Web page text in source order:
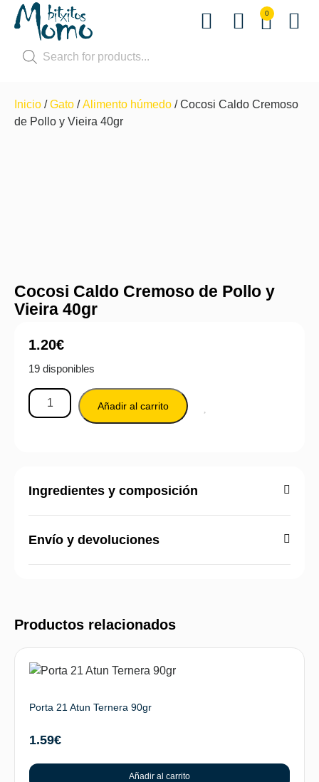
0
Inicio /Gato /Alimento húmedo / Cocosi Caldo Cremoso
de Pollo y Vieira 40gr
Cocosi Caldo Cremoso de Pollo y
Vieira 40gr
1.20€
19 disponibles
Añadir al carrito
Ingredientes y composición
Envío y devoluciones
Productos relacionados
Porta 21 Atun Ternera 90gr
1.59€
Añadir al carrito